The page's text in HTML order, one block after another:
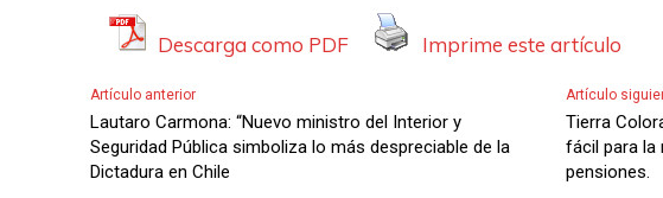
Descarga como PDF Imprime este artículo
Artículo anterior
Lautaro Carmona: “Nuevo ministro del Interior y
Seguridad Pública simboliza lo más despreciable de la
Dictadura en Chile
Artículo
Tierra
fácil para la
pensiones.